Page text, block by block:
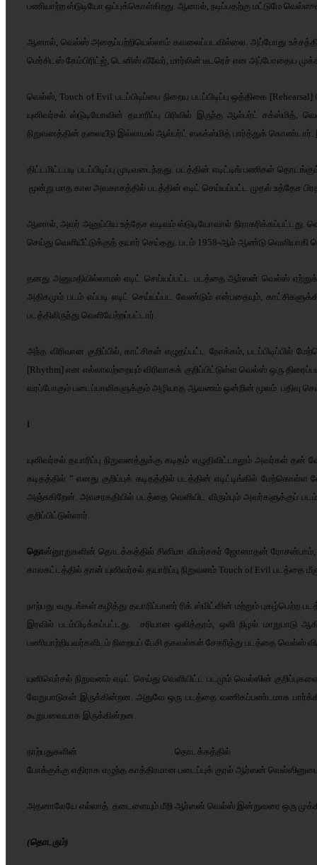
பணியாற்ற ஸ்டுடியோ ஒப்புக்கொள்கிறது. ஆனால், நடிப்பதற்கு மட்டுமே
ஆனால், வெல்ஸ் அதைப்பற்றியெல்லாம் கவலைப்படவில்லை. அப்போது
மெர்சிடஸ் கேம்பிரிட்ஜ், டெனிஸ் வீவேர், மார்லின் டீடரெச் என அப்போதைய
வெல்ஸ், Touch of Evil படப்பிடிப்பை நிறைய படப்பிடிப்பு ஒத்திகை
யுனிவர்சல் ஸ்டுடியோவின் தயாரிப்பு பிரிவில் இருந்த ஆல்பர்ட் சக்ஸ்மித்,
நிறுவனத்தின் தலையீடு இல்லாமல் ஆல்பர்ட் ஸஃக்ஸ்மித் பார்த்துக்
திட்டமிட்டபடி படப்பிடிப்பு முடிவடைந்தது. படத்தின் எடிட்டிங் பணிகள்
மூன்று மாத கால அவகாசத்தில் படத்தின் எடிட் செய்யப்பட்ட முதல் உத்தேச
ஆனால், அவர் அனுப்பிய உத்தேச வடிவம் ஸ்டுடியோவால் நிராகரிக்கப்பட்டது.
செய்து வெளியீட்டுக்குத் தயார் செய்தது. படம் 1958-ஆம் ஆண்டு வெளியாகி
தனது அனுமதியில்லாமல் எடிட் செய்யப்பட்ட படத்தை ஆர்ஸன் வெல்ஸ்
அதிகமும் படம் எப்படி எடிட் செய்யப்பட வேண்டும் என்பதையும்,
படத்திலிருந்து வெளியேற்றப்பட்டார்.
அந்த விரிவான குறிப்பில், காட்சிகள் எழுதப்பட்ட நோக்கம், படப்பிடிப்பில்
[Rhythm] என எல்லாவற்றையும் விரிவாகக் குறிப்பிட்டுள்ள வெல்ஸ் ஒரு
வரப்போகும் படைப்பாளிகளுக்கும் அழியாத ஆவணம் ஒன்றின் மூலம் பதிவு
I
யுனிவர்சல் தயாரிப்பு நிறுவனத்துக்கு கடிதம் எழுதிவிட்டாலும் அவர்கள்
கடிதத்தில் ” எனது குறிப்புக் கடிதத்தில் படத்தின் எடிட்டிங்கில்
அஞ்சுகிறேன். அவசரகதியில் படத்தை வெளியிட விரும்பும்
குறிப்பிட்டுள்ளார்.
தொன்னூறுகளின் தொடக்கத்தில் சினிமா விமர்சகர் ஜோனாதன் ரோசன்பாம்,
காலகட்டத்தில் தான் யுனிவர்சல் தயாரிப்பு நிறுவனம் Touch of Evil படத்தை
நாற்பது வருடங்கள் கழித்து தயாரிப்பாளர் ரிக் ஸ்மிட்ளின் மற்றும்
இரவில் படம்பிடிக்கப்பட்டது. சரியான ஒலித்தரம், ஒளி நிழல்
பணியாற்றியவர்களிடம் நிறையப் பேசி தகவல்கள் சேகரித்து படத்தை வெல்ஸ்
யுனிவெர்சல் நிறுவனம் எடிட் செய்து வெளியிட்ட படமும் வெல்ஸின்
வேறுபாடுகள் இருக்கின்றன. அதுவே ஒரு படத்தை வணிகப்பண்டமாக
கூறுபவையாக இருக்கின்றன.
நாற்பதுகளின் தொடக்கத்தில்
போக்குக்கு எதிராக எழுந்த காத்திரமான படைப்புக் குரல் ஆர்ஸன்
அதனாலேயே எல்லாத் தடைளையும் மீறி ஆர்ஸன் வெல்ஸ் இன்றுவரை ஒரு
(தொடரும்)